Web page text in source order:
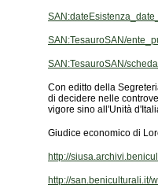
SAN:TesauroSAN/
SAN:TesauroSAN/
vigore sino all'Unità
Giudice economico di
http://
http://san.beniculturali.it/